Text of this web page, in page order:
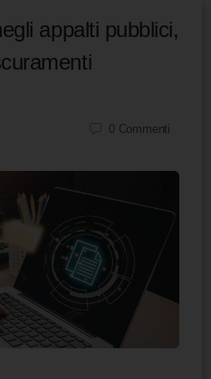
appalti pubblici,
0 Commenti